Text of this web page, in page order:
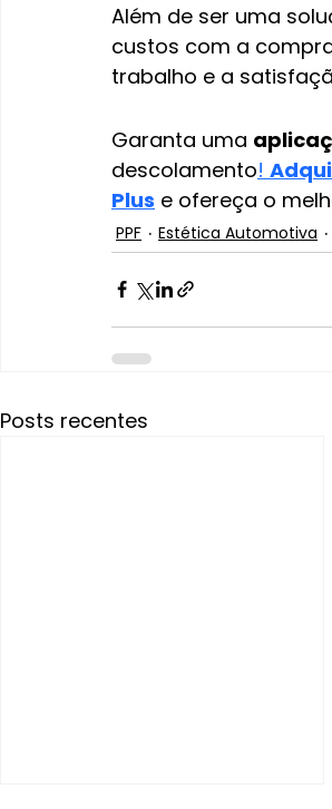
Além de ser uma
custos com a
trabalho e a
Garanta uma
descolamento!
Plus e ofereça o
PPF Estética Automotiva
Posts recentes